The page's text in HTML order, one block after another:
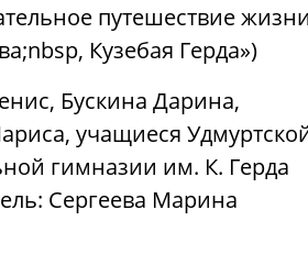
путешествие
Кузебая Герда»)
Бускина Дарина,
учащиеся
гимназии им. К. Герда
Сергеева Марина